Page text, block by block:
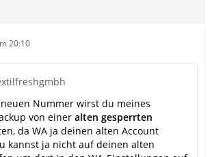
20:10
Nummer wirst du meines
von einer alten gesperrten
da WA ja deinen alten Account
kannst ja nicht auf deinen alten